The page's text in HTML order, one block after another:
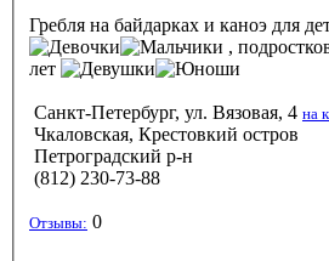
Гребля на байдарках и каноэ для
,
лет
Санкт-Петербург, ул. Вязовая, 4 на
Чкаловская, Крестовкий остров
Петроградский р-н
(812) 230-73-88
Отзывы: 0